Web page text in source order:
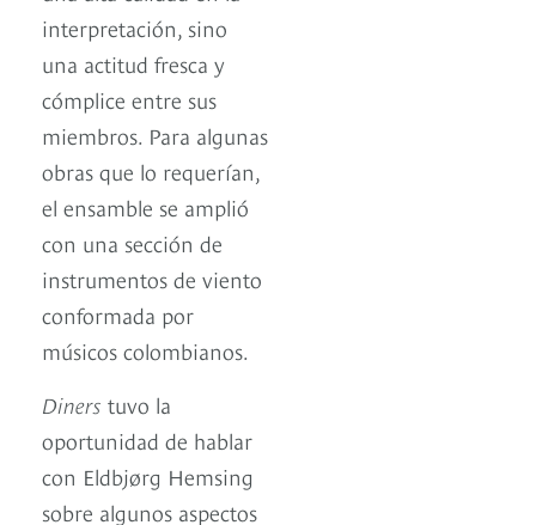
interpretación, sino
una actitud fresca y
cómplice entre sus
miembros. Para algunas
obras que lo requerían,
el ensamble se amplió
con una sección de
instrumentos de viento
conformada por
músicos colombianos.
Diners tuvo la
oportunidad de hablar
con Eldbjørg Hemsing
sobre algunos aspectos